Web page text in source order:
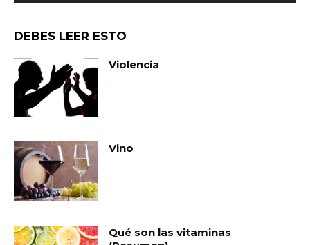
DEBES LEER ESTO
Violencia
Vino
Qué son las vitaminas